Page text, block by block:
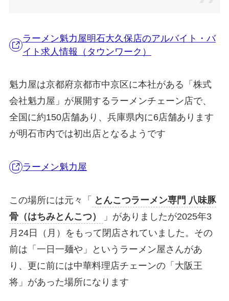
ラーメン魁力屋明石大久保店のアルバイト・バ
イト求人情報（タウンワーク）
魁力屋は京都府京都市中京区に本社がある「株式
会社魁力屋」が展開するラーメンチェーン店で、
全国に約150店舗あり、兵庫県内に6店舗あります
が明石市内では初出店となるようです
ラーメン魁力屋
この場所には元々「
とんこつラーメン専門 八味豚
骨（はちみとんこつ）
」がありましたが2025年3
月24日（月）をもって閉店されていました。その
前は「一日一麺や」というラーメン屋さんがあ
り、更に前には中華料理店チェーンの「大阪王
将」があった場所になります